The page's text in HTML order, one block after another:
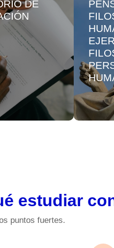
DE
estudiar
puntos fuertes.